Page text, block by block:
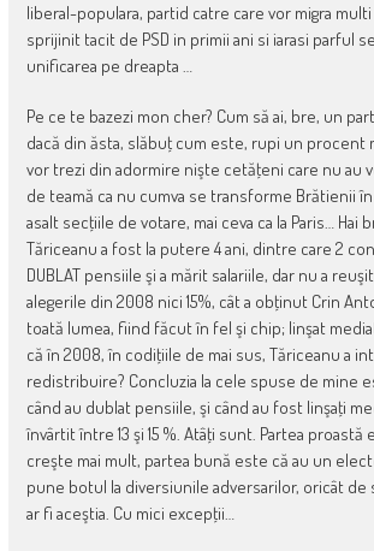
liberal-populara, partid catre care vor migra multi
sprijinit tacit de PSD in primii ani si iarasi parful
unificarea pe dreapta …
Pe ce te bazezi mon cher? Cum să ai, bre, un
dacă din ăsta, slăbuţ cum este, rupi un procent
vor trezi din adormire nişte cetăţeni care nu au
de teamă ca nu cumva se transforme Brătienii
asalt secţiile de votare, mai ceva ca la Paris… Hai
Tăriceanu a fost la putere 4 ani, dintre care 2
DUBLAT pensiile şi a mărit salariile, dar nu a
alegerile din 2008 nici 15%, cât a obţinut Crin
toată lumea, fiind făcut în fel şi chip; linşat
că în 2008, în codiţiile de mai sus, Tăriceanu a
redistribuire? Concluzia la cele spuse de mine
când au dublat pensiile, şi când au fost linşaţi
învârtit între 13 şi 15 %. Atâţi sunt. Partea
creşte mai mult, partea bună este că au un
pune botul la diversiunile adversarilor, oricât
ar fi aceştia. Cu mici excepţii…